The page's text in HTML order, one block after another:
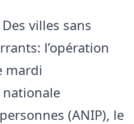
villes sans
l’opération
mardi
nationale
(ANIP), le